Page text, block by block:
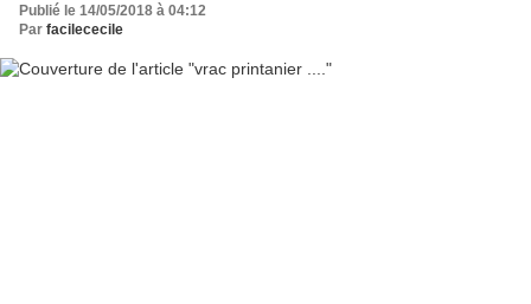
Publié le 14/05/2018 à 04:12
Par facilececile